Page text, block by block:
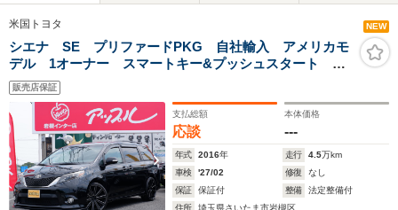
米国トヨタ NEW
シエナ SE プリファードPKG 自社輸入 アメリカモ
デル 1オーナー スマートキー&プッシュスタート
BSM サンルーフ
販売店保証
支払総額
応談
本体価格
---
年式 2016年 走行 4.5万km
車検
'27/02 修復
なし
保証
保証付 整備
法定整備付